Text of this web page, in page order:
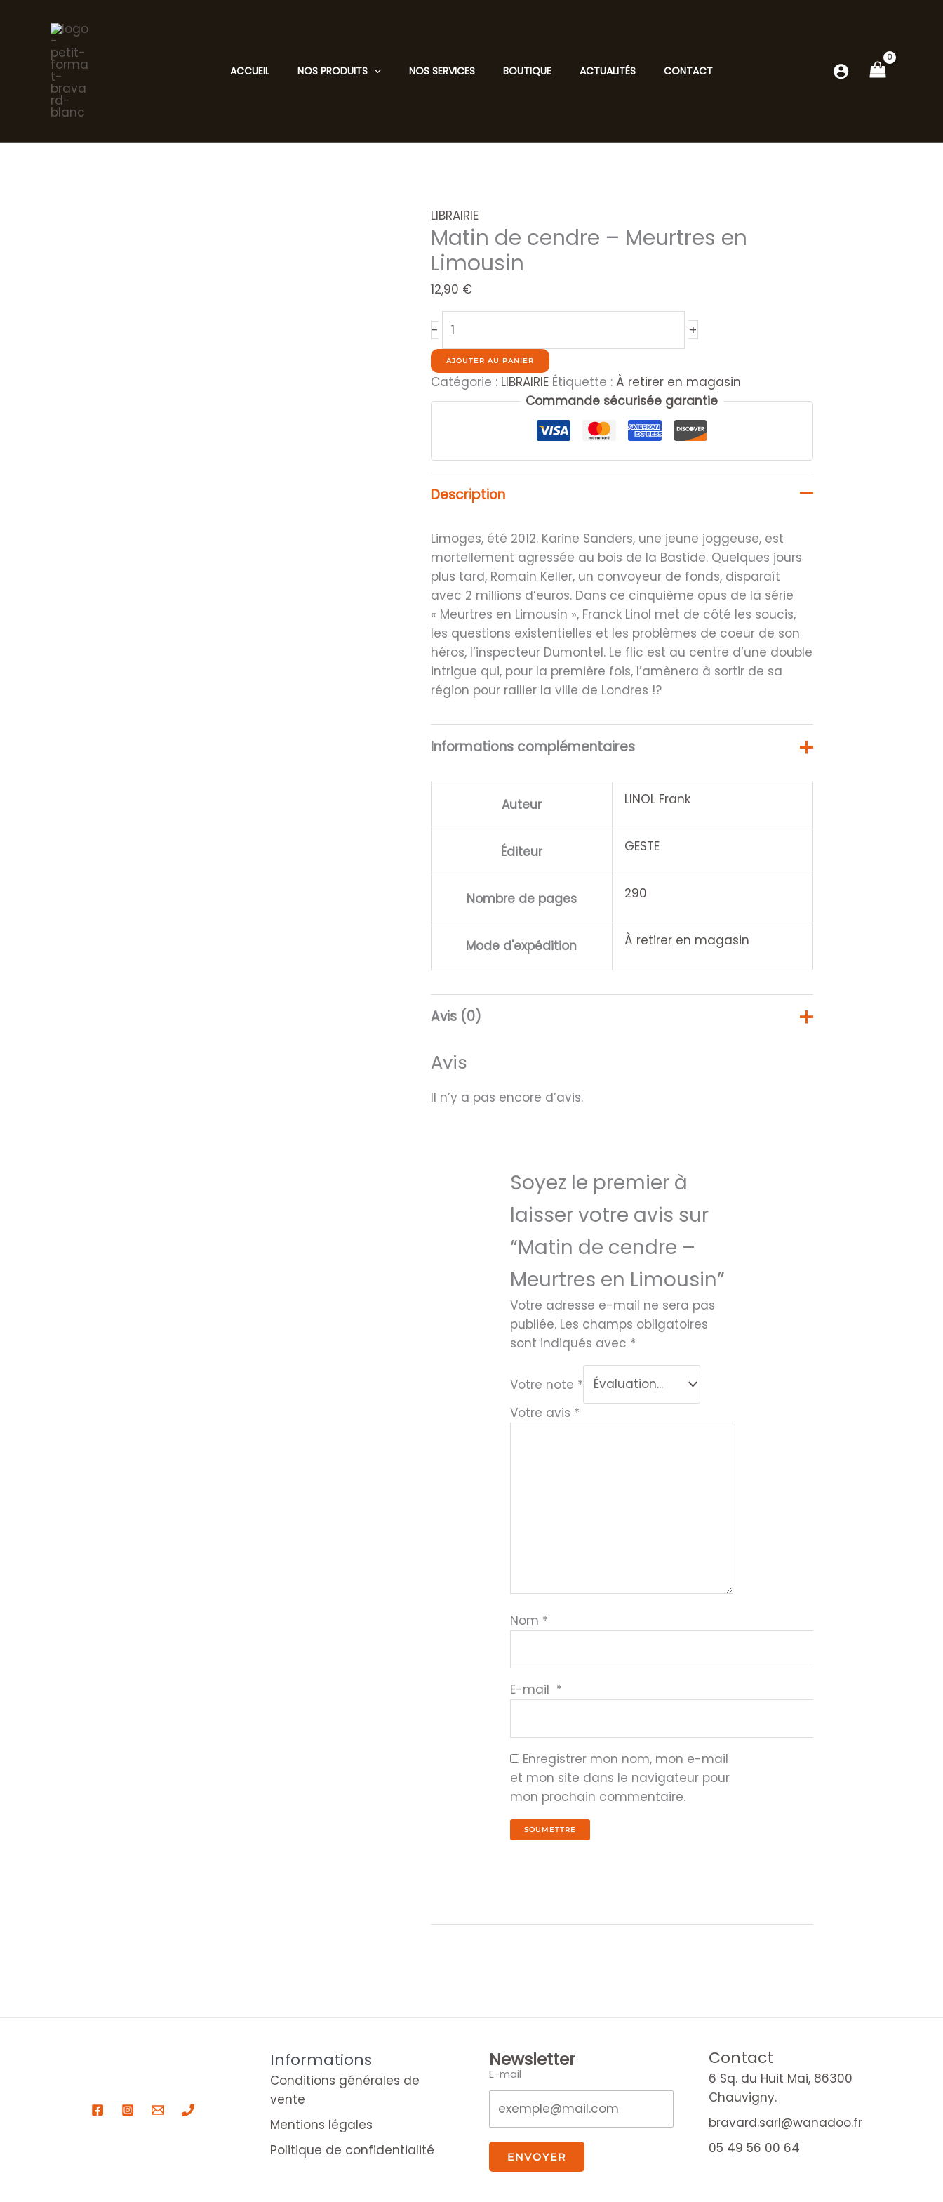
ACCUEIL NOS PRODUITS NOS SERVICES BOUTIQUE ACTUALITÉS CONTACT
LIBRAIRIE
Matin de cendre – Meurtres en
Limousin
12,90 €
-
de
Matin
de
cendre
Limousin
+
AJOUTER AU PANIER
Catégorie : LIBRAIRIE Étiquette : À retirer en magasin
Commande sécurisée garantie
Description
Limoges, été 2012. Karine Sanders, une jeune joggeuse, est
mortellement agressée au bois de la Bastide. Quelques jours
plus tard, Romain Keller, un convoyeur de fonds, disparaît
avec 2 millions d’euros. Dans ce cinquième opus de la série
« Meurtres en Limousin », Franck Linol met de côté les soucis,
les questions existentielles et les problèmes de coeur de son
héros, l’inspecteur Dumontel. Le flic est au centre d’une double
intrigue qui, pour la première fois, l’amènera à sortir de sa
région pour rallier la ville de Londres !?
Informations complémentaires
Auteur LINOL Frank
Éditeur GESTE
Nombre de pages 290
Mode d'expédition À retirer en magasin
Avis (0)
Avis
Il n’y a pas encore d’avis.
Soyez le premier à
laisser votre avis sur
“Matin de cendre –
Meurtres en Limousin”
Votre adresse e-mail ne sera pas
publiée. Les champs obligatoires
sont indiqués avec *
Votre note *
Votre avis *
Nom *
E-mail *
Enregistrer mon nom, mon e-mail
et mon site dans le navigateur pour
mon prochain commentaire.
Informations
Conditions générales de
vente
Mentions légales
Politique de confidentialité
Newsletter
E-mail
ENVOYER
Contact
6 Sq. du Huit Mai, 86300
Chauvigny.
bravard.sarl@wanadoo.fr
05 49 56 00 64